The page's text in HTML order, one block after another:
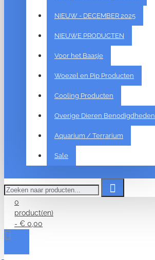
NIEUW - DECEMBER 2025
NIEUWE PRODUCTEN
Voor het Baasje
Woezel en Pip Producten
Cooling Producten
Overige Dieren Benodigdheden
Aquarium / Terrarium
Sale
naar
producten...
0
product(en)
- € 0,00